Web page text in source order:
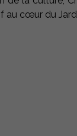
au cœur du